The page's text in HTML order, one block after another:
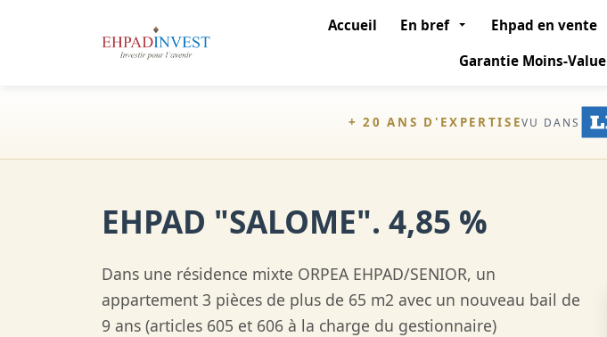
Accueil En bref Ehpad en vente
Garantie Moins-Value
+ 20 ANS D'EXPERTISEVU DANS
EHPAD "SALOME". 4,85 %
Dans une résidence mixte ORPEA EHPAD/SENIOR, un
appartement 3 pièces de plus de 65 m2 avec un nouveau bail de
9 ans (articles 605 et 606 à la charge du gestionnaire)